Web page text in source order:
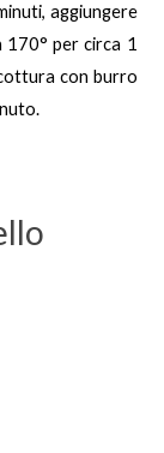
aggiungere
170° per circa 1
con burro